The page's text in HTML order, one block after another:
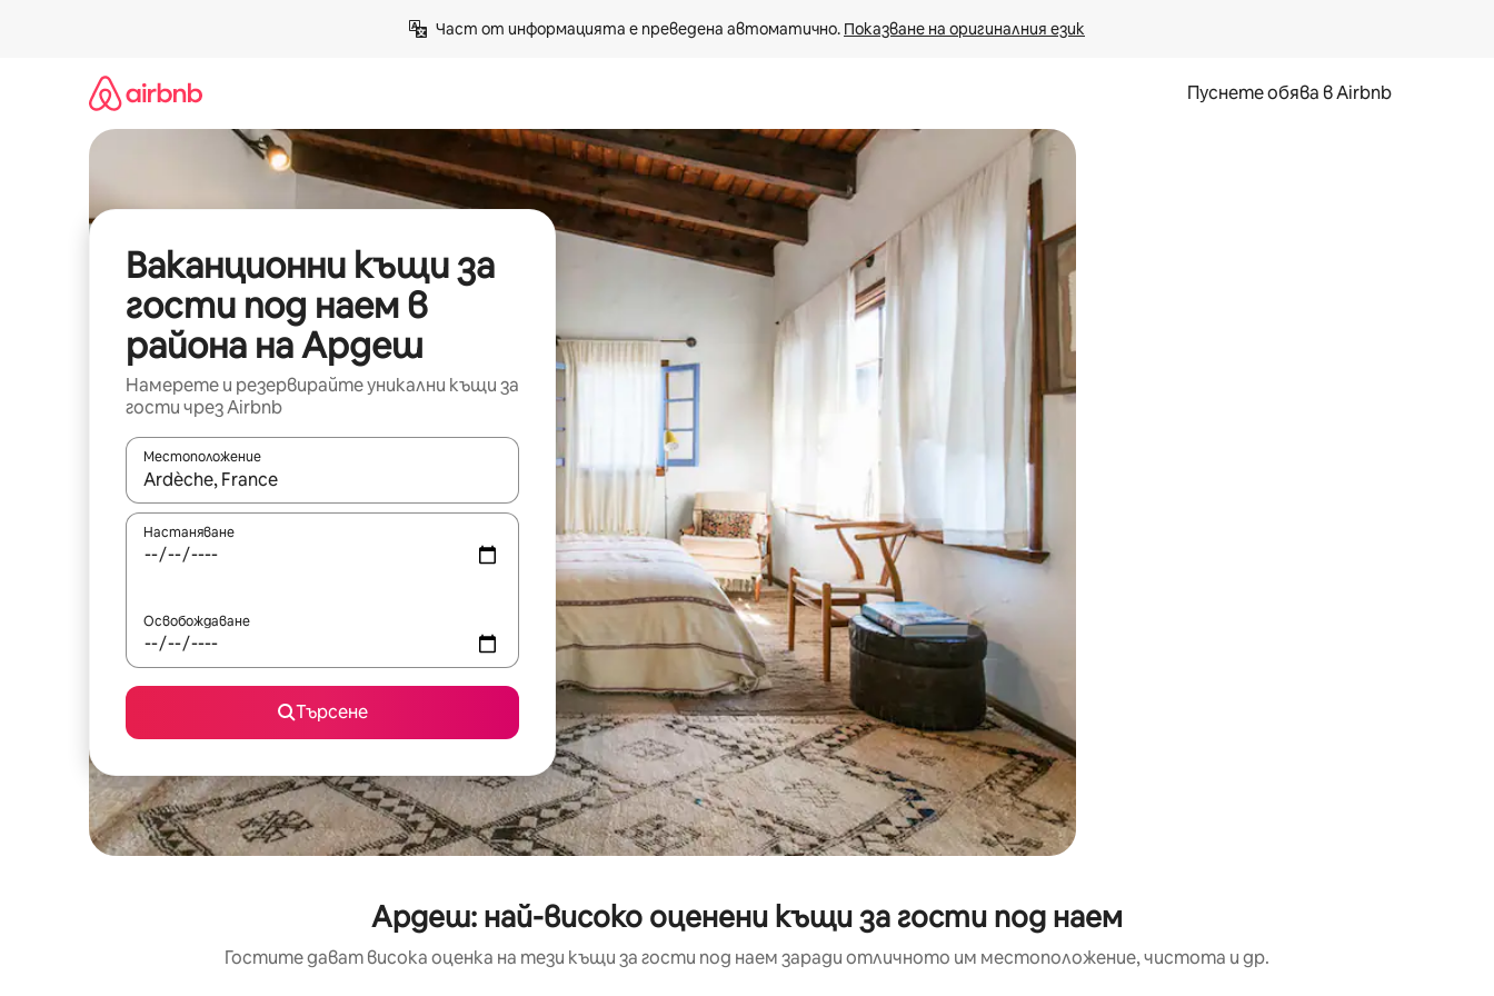
Част от информацията е преведена автоматично. Показване на оригиналния език
Пуснете обява в Airbnb
Ваканционни къщи за
гости под наем в
района на Ардеш
Намерете и резервирайте уникални къщи за
гости чрез Airbnb
Местоположение
Когато резултатите се покажат, използвайте клавишите със стрелки нагоре и надолу или навигирайте с докосване или плъзгане.
Настаняване
Освобождаване
Търсене
Ардеш: най-високо оценени къщи за гости под наем
Гостите дават висока оценка на тези къщи за гости под наем заради отличното им местоположение, чистота и др.